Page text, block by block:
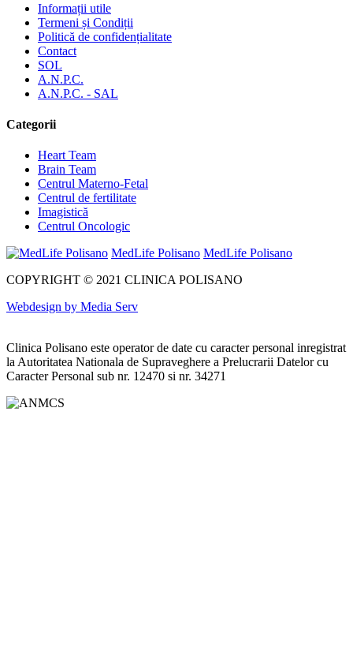
Informații utile
Termeni și Condiții
Politică de confidențialitate
Contact
SOL
A.N.P.C.
A.N.P.C. - SAL
Categorii
Heart Team
Brain Team
Centrul Materno-Fetal
Centrul de fertilitate
Imagistică
Centrul Oncologic
MedLife Polisano MedLife Polisano
COPYRIGHT © 2021 CLINICA POLISANO
Webdesign by Media Serv
Clinica Polisano este operator de date cu caracter personal inregistrat
la Autoritatea Nationala de Supraveghere a Prelucrarii Datelor cu
Caracter Personal sub nr. 12470 si nr. 34271